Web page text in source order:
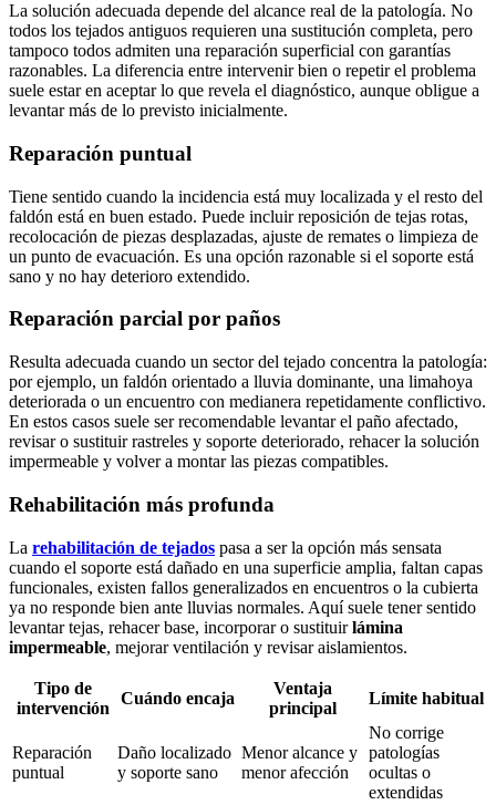
La solución adecuada depende del alcance real de la patología. No
todos los tejados antiguos requieren una sustitución completa, pero
tampoco todos admiten una reparación superficial con garantías
razonables. La diferencia entre intervenir bien o repetir el problema
suele estar en aceptar lo que revela el diagnóstico, aunque obligue a
levantar más de lo previsto inicialmente.
Reparación puntual
Tiene sentido cuando la incidencia está muy localizada y el resto del
faldón está en buen estado. Puede incluir reposición de tejas rotas,
recolocación de piezas desplazadas, ajuste de remates o limpieza de
un punto de evacuación. Es una opción razonable si el soporte está
sano y no hay deterioro extendido.
Reparación parcial por paños
Resulta adecuada cuando un sector del tejado concentra la patología:
por ejemplo, un faldón orientado a lluvia dominante, una limahoya
deteriorada o un encuentro con medianera repetidamente conflictivo.
En estos casos suele ser recomendable levantar el paño afectado,
revisar o sustituir rastreles y soporte deteriorado, rehacer la solución
impermeable y volver a montar las piezas compatibles.
Rehabilitación más profunda
La rehabilitación de tejados pasa a ser la opción más sensata
cuando el soporte está dañado en una superficie amplia, faltan capas
funcionales, existen fallos generalizados en encuentros o la cubierta
ya no responde bien ante lluvias normales. Aquí suele tener sentido
levantar tejas, rehacer base, incorporar o sustituirlámina
impermeable, mejorar ventilación y revisar aislamientos.
Tipo de
intervención
Cuándo encaja
Ventaja
principal
Límite habitual
Reparación
puntual
Daño localizado
y soporte sano
Menor alcance y
menor afección
No corrige
patologías
ocultas o
extendidas